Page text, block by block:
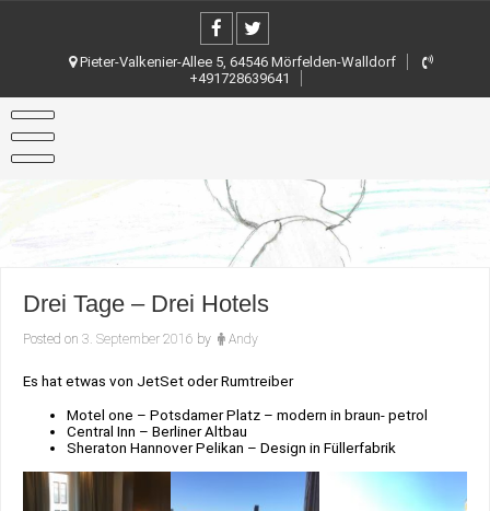
Pieter-Valkenier-Allee 5, 64546 Mörfelden-Walldorf
+491728639641
Drei Tage – Drei Hotels
Posted on 3. September 2016 by Andy
Es hat etwas von JetSet oder Rumtreiber
Motel one – Potsdamer Platz – modern in braun- petrol
Central Inn – Berliner Altbau
Sheraton Hannover Pelikan – Design in Füllerfabrik